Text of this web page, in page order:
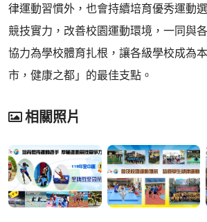
律運動習慣外，也會持續培育優秀運動
競技實力，改善校園運動環境，一同與
協力為學校體育扎根，讓各級學校成為
市，健康之都」的最佳支點。
相關照片